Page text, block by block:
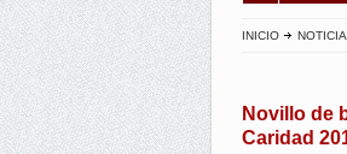
INICIO
Novillo de
Caridad